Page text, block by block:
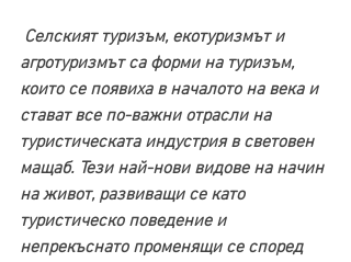
Селският туризъм, екотуризмът и
агротуризмът са форми на туризъм,
които се появиха в началото на века и
стават все по-важни отрасли на
туристическата индустрия в световен
мащаб. Тези най-нови видове на начин
на живот, развиващи се като
туристическо поведение и
непрекъснато променящи се според